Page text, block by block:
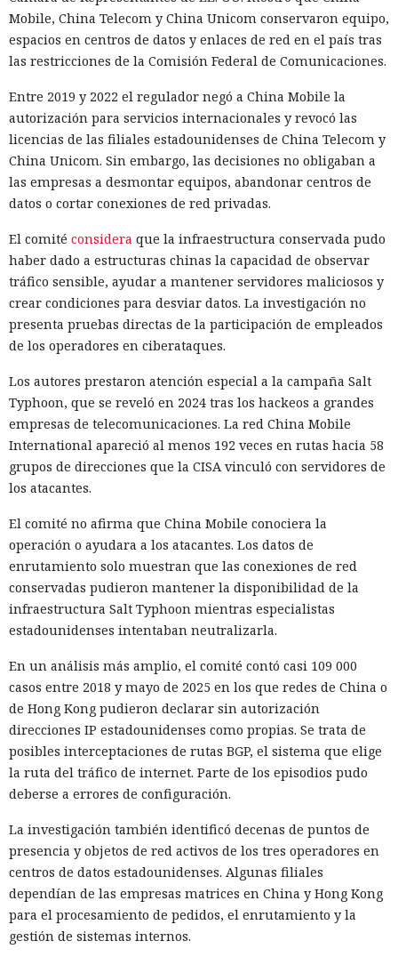
Mobile, China Telecom y China Unicom conservaron equipo,
espacios en centros de datos y enlaces de red en el país tras
las restricciones de la Comisión Federal de Comunicaciones.
Entre 2019 y 2022 el regulador negó a China Mobile la
autorización para servicios internacionales y revocó las
licencias de las filiales estadounidenses de China Telecom y
China Unicom. Sin embargo, las decisiones no obligaban a
las empresas a desmontar equipos, abandonar centros de
datos o cortar conexiones de red privadas.
El comité considera que la infraestructura conservada pudo
haber dado a estructuras chinas la capacidad de observar
tráfico sensible, ayudar a mantener servidores maliciosos y
crear condiciones para desviar datos. La investigación no
presenta pruebas directas de la participación de empleados
de los operadores en ciberataques.
Los autores prestaron atención especial a la campaña Salt
Typhoon, que se reveló en 2024 tras los hackeos a grandes
empresas de telecomunicaciones. La red China Mobile
International apareció al menos 192 veces en rutas hacia 58
grupos de direcciones que la CISA vinculó con servidores de
los atacantes.
El comité no afirma que China Mobile conociera la
operación o ayudara a los atacantes. Los datos de
enrutamiento solo muestran que las conexiones de red
conservadas pudieron mantener la disponibilidad de la
infraestructura Salt Typhoon mientras especialistas
estadounidenses intentaban neutralizarla.
En un análisis más amplio, el comité contó casi 109 000
casos entre 2018 y mayo de 2025 en los que redes de China o
de Hong Kong pudieron declarar sin autorización
direcciones IP estadounidenses como propias. Se trata de
posibles interceptaciones de rutas BGP, el sistema que elige
la ruta del tráfico de internet. Parte de los episodios pudo
deberse a errores de configuración.
La investigación también identificó decenas de puntos de
presencia y objetos de red activos de los tres operadores en
centros de datos estadounidenses. Algunas filiales
dependían de las empresas matrices en China y Hong Kong
para el procesamiento de pedidos, el enrutamiento y la
gestión de sistemas internos.